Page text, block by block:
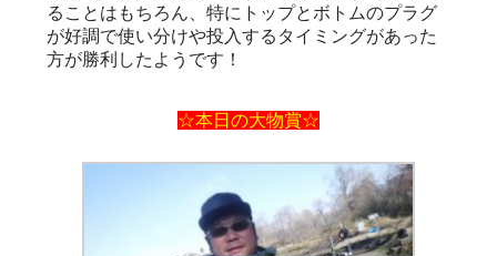
ることはもちろん、特にトップとボトムのプラグ
が好調で使い分けや投入するタイミングがあった
方が勝利したようです！
☆本日の大物賞☆